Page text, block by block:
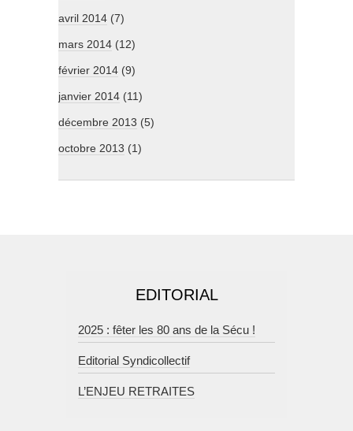
avril 2014 (7)
mars 2014 (12)
février 2014 (9)
janvier 2014 (11)
décembre 2013 (5)
octobre 2013 (1)
EDITORIAL
2025 : fêter les 80 ans de la Sécu !
Editorial Syndicollectif
L’ENJEU RETRAITES